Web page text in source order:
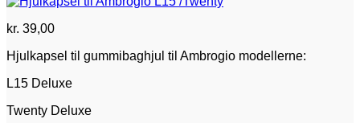
kr. 39,00
Hjulkapsel til gummibaghjul til Ambrogio modellerne:
L15 Deluxe
Twenty Deluxe